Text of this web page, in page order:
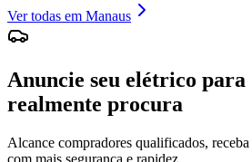
Ver todas em Manaus
Anuncie seu elétrico para
realmente procura
Alcance compradores qualificados,
com mais segurança e rapidez.